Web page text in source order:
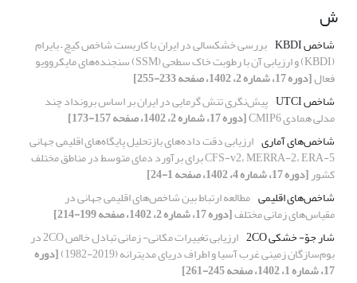
ش
شاخص KBDI بررسی خشکسالی در ایران با کاربست شاخص کیچ – بایرام
(KBDI) و ارزیابی آن با رطوبت خاک سطحی (SSM) سنجنده‌های مایکروویو
فعال[دوره 17، شماره 2، 1402، صفحه 233-255]
شاخص UTCI
پیش‌نگری تنش گرمایی در ایران بر اساس برونداد چند
مدلی همادی CMIP6
[دوره 17، شماره 2، 1402، صفحه 157-173]
شاخص‌های آماری ارزیابی دقت داده‌های بازتحلیل پایگاه‌های اقلیمی جهانی
CFS-v2، MERRA-2، ERA-5 برای برآورد دمای متوسط در مناطق مختلف
کشور[دوره 17، شماره 4، 1402، صفحه 1-24]
شاخص‌های اقلیمی مطالعه ارتباط بین شاخص‌های اقلیمی جهانی در
مقیاس‌های زمانی مختلف[دوره 17، شماره 2، 1402، صفحه 199-214]
شار جوّ- خشکی 2CO
ارزیابی تغییرات مکانی- زمانی تبادل خالص 2CO در
بوم‌سازگان زمینی غرب آسیا و اطراف دریای مدیترانه (2019-1982) [دوره
17، شماره 1، 1402، صفحه 245-261]